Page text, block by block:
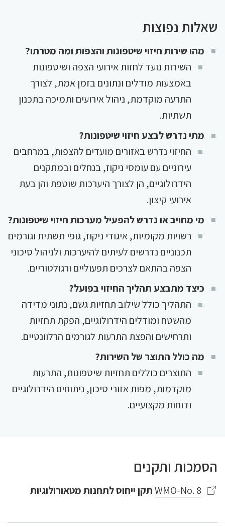
שאלות נפוצות
מהו שירות חיזוי שיטפונות והצפות ומה מטרתו?
השירות נועד לחזות אירועי הצפה ושיטפונות
באמצעות מודלים ונתונים בזמן אמת, לצורך
התרעה מוקדמת, ניהול אירועים ותמיכה בתכנון
תשתיות.
מתי נדרש לבצע חיזוי שיטפונות?
החיזוי נדרש באזורים מועדים להצפות, במרחבים
עירוניים עם עומסי ניקוז, בנחלים ובמתקנים
הידרולוגיים, הן לצורך היערכות שוטפת והן בעת
אירועי קיצון.
מי מחויב או נדרש להפעיל מערכות חיזוי שיטפונות?
רשויות מקומיות, איגודי ניקוז, גופי תשתית וגורמים
תכנוניים נדרשים לעיתים להיערכות ולניהול סיכוני
הצפה בהתאם לצרכים תפעוליים ורגולטוריים.
כיצד מתבצע תהליך החיזוי בפועל?
התהליך כולל שילוב תחזיות גשם, נתוני מדידה
מהשטח ומודלים הידרולוגיים, הפקת תחזיות
ותרחישים והפצת התרעות לגורמים הרלוונטיים.
מה כולל התוצר של השירות?
התוצרים כוללים תחזיות שיטפונות, התרעות
מוקדמות, מפות אזורי סיכון, ניתוחים הידרולוגיים
ודוחות מקצועיים.
הסמכות ותקנים
WMO-No. 8תקן ייחוס לתחנות מטאורולוגיות